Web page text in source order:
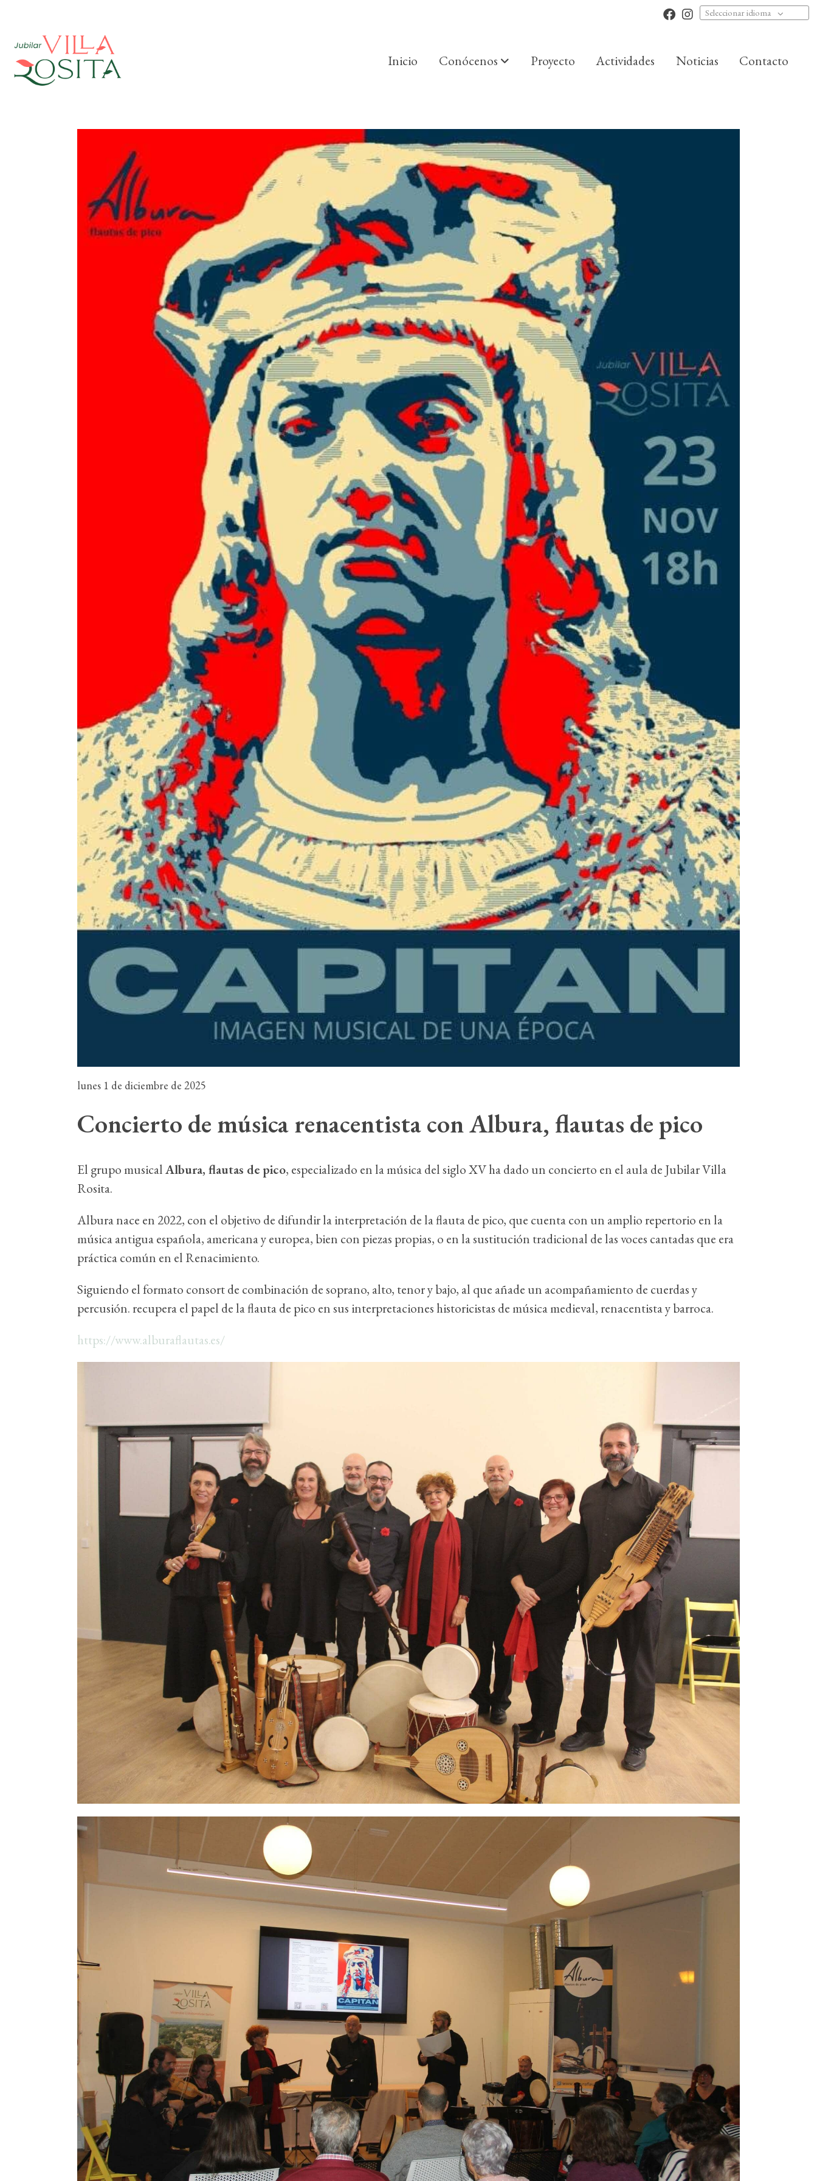
Seleccionar idioma
Inicio Conócenos Proyecto Actividades Noticias Contacto
lunes 1 de diciembre de 2025
Concierto de música renacentista con Albura, flautas de pico
El grupo musicalAlbura, flautas de pico, especializado en la música del siglo XV ha dado un concierto en el aula de Jubilar Villa
Rosita.
Albura nace en 2022, con el objetivo de difundir la interpretación de la flauta de pico, que cuenta con un amplio repertorio en la
música antigua española, americana y europea, bien con piezas propias, o en la sustitución tradicional de las voces cantadas que era
práctica común en el Renacimiento.
Siguiendo el formato consort de combinación de soprano, alto, tenor y bajo, al que añade un acompañamiento de cuerdas y
percusión. recupera el papel de la flauta de pico en sus interpretaciones historicistas de música medieval, renacentista y barroca.
https://www.alburaflautas.es/